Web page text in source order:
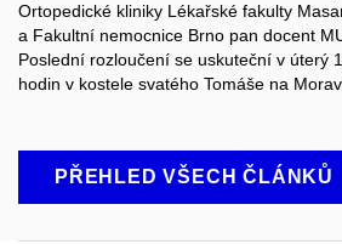
Ortopedické kliniky Lékařské fakulty
a Fakultní nemocnice Brno pan docent
Poslední rozloučení se uskuteční v úterý
hodin v kostele svatého Tomáše na
PŘEHLED VŠECH ČLÁNKŮ